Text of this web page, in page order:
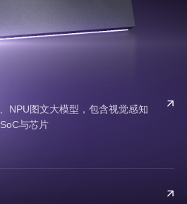
NPU图文大模型，包含视觉感知
与芯片